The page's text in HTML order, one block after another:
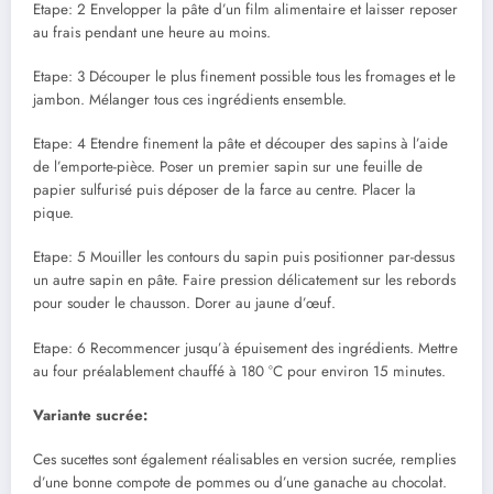
Etape: 2 Envelopper la pâte d’un film alimentaire et laisser reposer
au frais pendant une heure au moins.
Etape: 3 Découper le plus finement possible tous les fromages et le
jambon. Mélanger tous ces ingrédients ensemble.
Etape: 4 Etendre finement la pâte et découper des sapins à l’aide
de l’emporte-pièce. Poser un premier sapin sur une feuille de
papier sulfurisé puis déposer de la farce au centre. Placer la
pique.
Etape: 5 Mouiller les contours du sapin puis positionner par-dessus
un autre sapin en pâte. Faire pression délicatement sur les rebords
pour souder le chausson. Dorer au jaune d’œuf.
Etape: 6 Recommencer jusqu’à épuisement des ingrédients. Mettre
au four préalablement chauffé à 180 °C pour environ 15 minutes.
Variante sucrée:
Ces sucettes sont également réalisables en version sucrée, remplies
d’une bonne compote de pommes ou d’une ganache au chocolat.